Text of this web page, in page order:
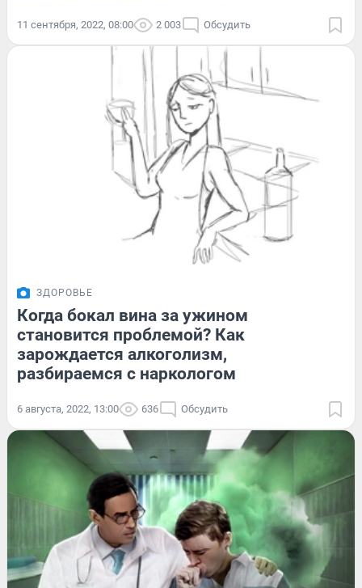
11 сентября, 2022, 08:00 2 003 Обсудить
ЗДОРОВЬЕ
Когда бокал вина за ужином
становится проблемой? Как
зарождается алкоголизм,
разбираемся с наркологом
6 августа, 2022, 13:00 636 Обсудить